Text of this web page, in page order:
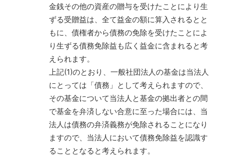
金銭その他の資産の贈与を受けたことにより生
ずる受贈益は、全て益金の額に算入されるとと
もに、債権者から債務の免除を受けたことによ
り生ずる債務免除益も広く益金に含まれると考
えられます。
上記(1)のとおり、一般社団法人の基金は当法人
にとっては「債務」として考えられますので、
その基金について当法人と基金の拠出者との間
で基金を弁済しない合意に至った場合には、当
法人は債務の弁済義務が免除されることになり
ますので、当法人において債務免除益を認識す
ることとなると考えられます。